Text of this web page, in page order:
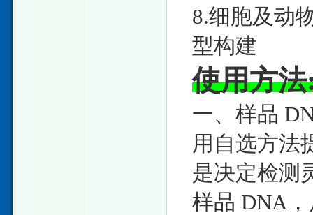
8.细胞及动
型构建
使用方
一、样品
用自选方法
是决定检测
样品 DNA